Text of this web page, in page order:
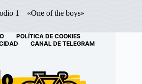
1 – «One of the boys»
POLÍTICA DE COOKIES
CANAL DE TELEGRAM